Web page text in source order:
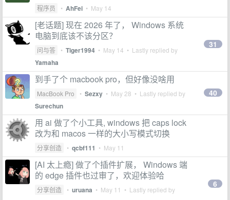
程序员 • AhFei • May 14
[老话题] 现在 2026 年了， Windows 系统
电脑到底该不该分区？
问与答 • Tiger1994 • May 14 • Lastly replied by
Yamaha
31
到手了个 macbook pro，但好像没啥用
MacBook Pro • Sezxy • May 28 • Lastly replied by
Surechun
40
用 ai 做了个小工具, windows 把 caps lock
改为和 macos 一样的大小写模式切换
分享创造 • qcbf111 • May 11
[AI 太上瘾] 做了个插件扩展， Windows 端
的 edge 插件也过审了，欢迎体验哈
分享创造 • uruana • May 11 • Lastly replied by
6